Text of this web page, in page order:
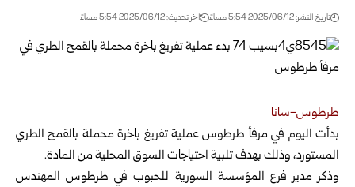
تاريخ النشر: 2025/06/12 5:54 مساءً اخر تحديث: 2025/06/12 5:54 مساءً
طرطوس-سانا
بدأت اليوم في مرفأ طرطوس عملية تفريغ باخرة محملة بالقمح الطري
المستورد، وذلك بهدف تلبية احتياجات السوق المحليةمن المادة.
وذكر مدير فرع المؤسسة السورية للحبوب في طرطوس المهندس